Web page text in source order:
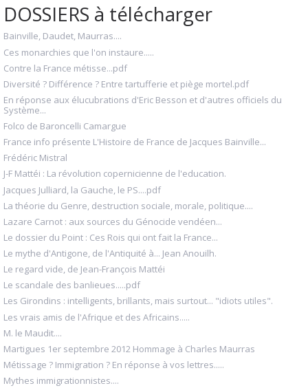
DOSSIERS à télécharger
Bainville, Daudet, Maurras....
Ces monarchies que l'on instaure.....
Contre la France métisse...pdf
Diversité ? Différence ? Entre tartufferie et piège mortel.pdf
En réponse aux élucubrations d'Eric Besson et d'autres officiels du
Système...
Folco de Baroncelli Camargue
France info présente L'Histoire de France de Jacques Bainville...
Frédéric Mistral
J-F Mattéi : La révolution copernicienne de l'education.
Jacques Julliard, la Gauche, le PS....pdf
La théorie du Genre, destruction sociale, morale, politique....
Lazare Carnot : aux sources du Génocide vendéen...
Le dossier du Point : Ces Rois qui ont fait la France...
Le mythe d'Antigone, de l'Antiquité à... Jean Anouilh.
Le regard vide, de Jean-François Mattéi
Le scandale des banlieues.....pdf
Les Girondins : intelligents, brillants, mais surtout... "idiots utiles".
Les vrais amis de l'Afrique et des Africains.....
M. le Maudit....
Martigues 1er septembre 2012 Hommage à Charles Maurras
Métissage ? Immigration ? En réponse à vos lettres.....
Mythes immigrationnistes....